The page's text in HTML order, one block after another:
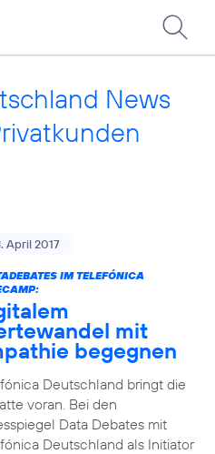
News
April 2017
IM TELEFÓNICA
mit
begegnen
Deutschland bringt die
voran. Bei den
Data Debates mit
Deutschland als Initiator